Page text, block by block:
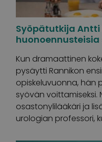
Syöpätutkija Antti
Kun dramaattinen
pysäytti Rannikon
opiskeluvuonna, hän
syövän voittamiseksi.
osastonylilääkäri ja
urologian professori,